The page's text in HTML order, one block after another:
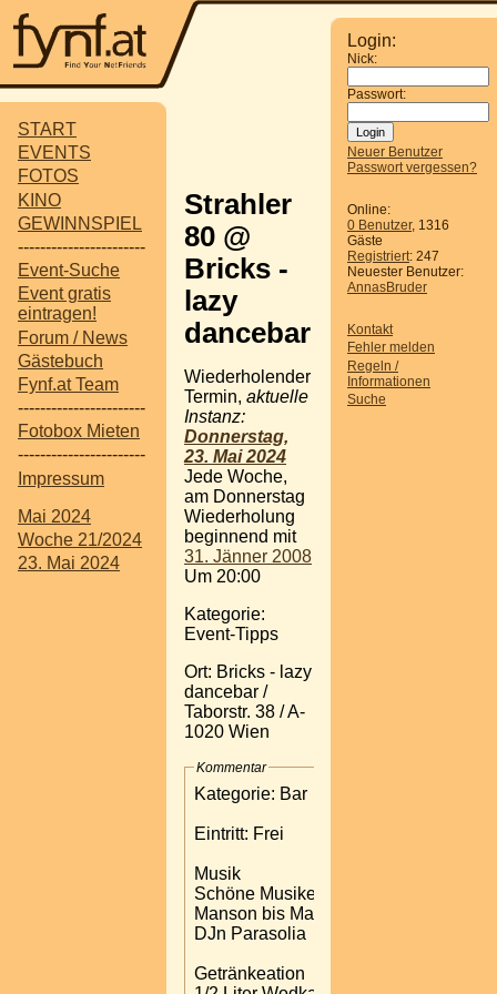
START
EVENTS
FOTOS
KINO
GEWINNSPIEL
-----------------------
Event-Suche
Event gratis
eintragen!
Forum / News
Gästebuch
Fynf.at Team
-----------------------
Fotobox Mieten
-----------------------
Impressum
Mai 2024
Woche 21/2024
23. Mai 2024
Login:
Nick:
Passwort:
Neuer Benutzer
Passwort vergessen?
Online:
0 Benutzer, 1316
Gäste
Registriert: 247
Neuester Benutzer:
AnnasBruder
Kontakt
Fehler melden
Regeln /
Informationen
Suche
Strahler
80 @
Bricks -
lazy
dancebar
Wiederholender
Termin, aktuelle
Instanz:
Donnerstag,
23. Mai 2024
Jede Woche,
am Donnerstag
Wiederholung
beginnend mit
31. Jänner 2008
Um 20:00
Kategorie:
Event-Tipps
Ort: Bricks - lazy
dancebar /
Taborstr. 38 / A-
1020 Wien
Kommentar
Kategorie: Bar
Eintritt: Frei
Musik
Schöne Musiken von Roy
Manson bis Marilyn Black
DJn Parasolia
Getränkeation